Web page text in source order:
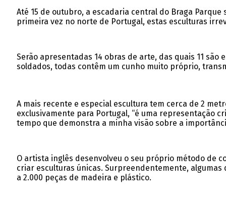
Até 15 de outubro, a escadaria central do Braga
primeira vez no norte de Portugal, estas esculturas
Serão apresentadas 14 obras de arte, das quais 11
soldados, todas contêm um cunho muito próprio,
A mais recente e especial escultura tem cerca de 2
exclusivamente para Portugal, “é uma representação
tempo que demonstra a minha visão sobre a
O artista inglês desenvolveu o seu próprio método de
criar esculturas únicas. Surpreendentemente, algumas
a 2.000 peças de madeira e plástico.